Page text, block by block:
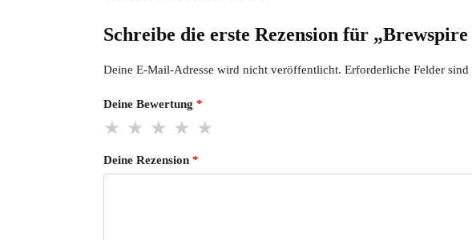
Schreibe die erste Rezension für
Deine E-Mail-Adresse wird nicht veröffentlicht. Erforderliche Felder sind
Deine Bewertung *
Deine Rezension *